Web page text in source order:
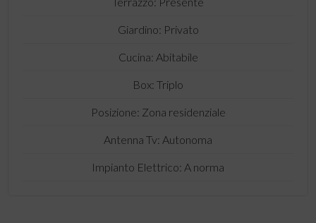
Giardino: Privato
Cucina: Abitabile
Box: Triplo
Posizione: Zona residenziale
Antenna Tv: Autonoma
Impianto Elettrico: A norma